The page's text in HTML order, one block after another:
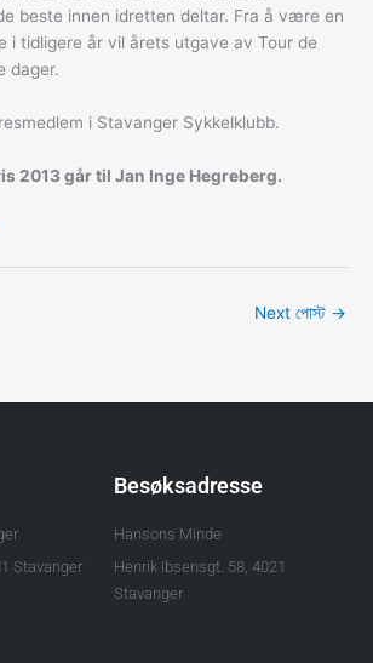
beste innen idretten deltar. Fra å være en
i tidligere år vil årets utgave av Tour de
dager.
i Stavanger Sykkelklubb.
2013 går til Jan Inge Hegreberg.
Next পোস্ট →
Stavanger
Besøksadresse
Hansons Minde
Henrik Ibsensgt. 58, 4021
Stavanger